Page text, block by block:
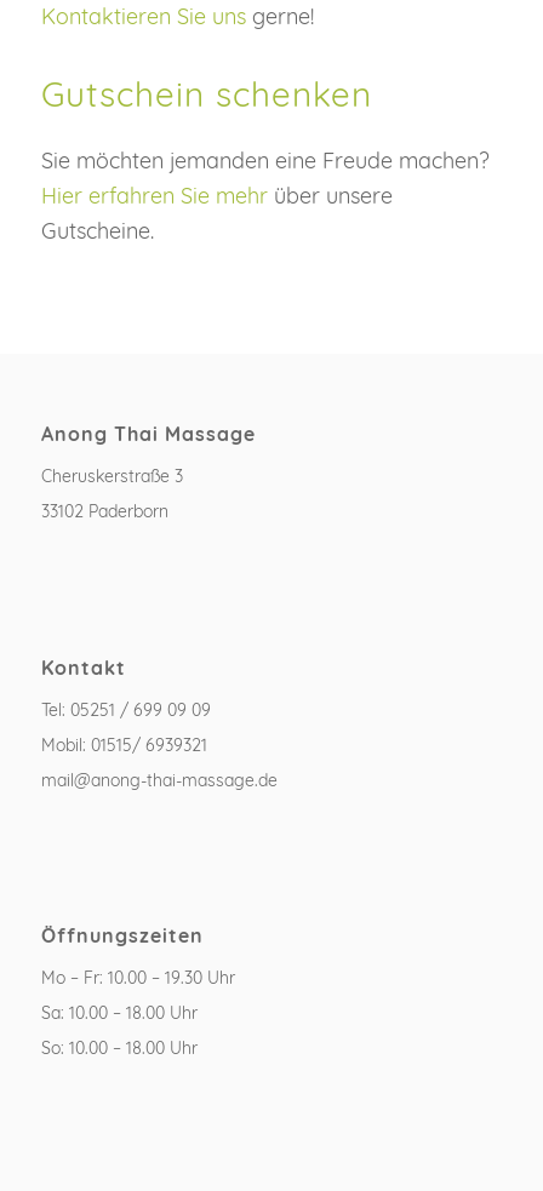
Kontaktieren Sie unsgerne!
Gutschein schenken
Sie möchten jemanden eine Freude machen?
Hier erfahren Sie mehrüber unsere
Gutscheine.
Anong Thai Massage
Cheruskerstraße 3
33102 Paderborn
Kontakt
Tel: 05251 / 699 09 09
Mobil: 01515/ 6939321
mail@anong-thai-massage.de
Öffnungszeiten
Mo – Fr: 10.00 – 19.30 Uhr
Sa: 10.00 – 18.00 Uhr
So: 10.00 – 18.00 Uhr